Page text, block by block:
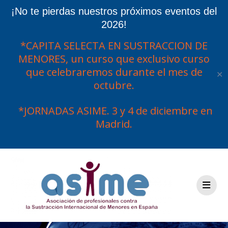
¡No te pierdas nuestros próximos eventos del
2026!
*CAPITA SELECTA EN SUSTRACCION DE
MENORES, un curso que exclusivo curso
que celebraremos durante el mes de
octubre.
*JORNADAS ASIME. 3 y 4 de diciembre en
Madrid.
✕
contenido